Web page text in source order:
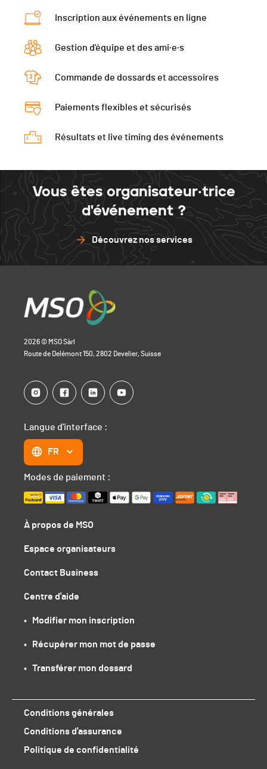
Inscription aux événements en ligne
Gestion d'équipe et des ami·e·s
Commande de dossards et accessoires
Paiements flexibles et sécurisés
Résultats et live timing des événements
Vous êtes organisateur·trice
d'événement ?
Découvrez nos services
2026 © MSO Sàrl
Route de Delémont 150, 2802 Develier, Suisse
À propos de MSO
Espace organisateurs
Contact Business
Centre d'aide
•   Modifier mon inscription
•   Récupérer mon mot de passe
•   Transférer mon dossard
Langue d'interface :
FR
Modes de paiement :
Conditions générales
Conditions d'assurance
Politique de confidentialité